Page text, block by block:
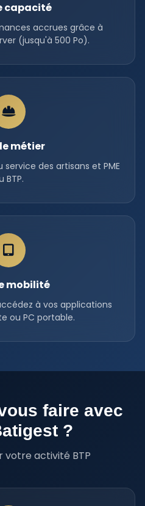
capacité
accrues grâce à
(jusqu'à 500 Po).
métier
des artisans et PME
BTP.
mobilité
à vos applications
ou PC portable.
faire avec
?
votre activité BTP